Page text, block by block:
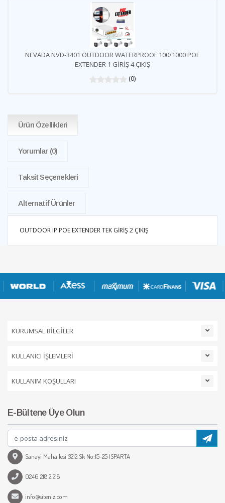
NEVADA NVD-3401 OUTDOOR WATERPROOF 100/1000 POE
EXTENDER 1 GİRİŞ 4 ÇIKIŞ
(0)
Ürün Özellikleri
Yorumlar (0)
Taksit Seçenekleri
Alternatif Ürünler
OUTDOOR IP POE EXTENDER TEK GİRİŞ 2 ÇIKIŞ
KURUMSAL BİLGİLER
KULLANICI İŞLEMLERİ
KULLANIM KOŞULLARI
E-Bültene Üye Olun
Sanayi Mahallesi 3212 Sk No:15-25 ISPARTA
0246 218 2 218
info@siteniz.com